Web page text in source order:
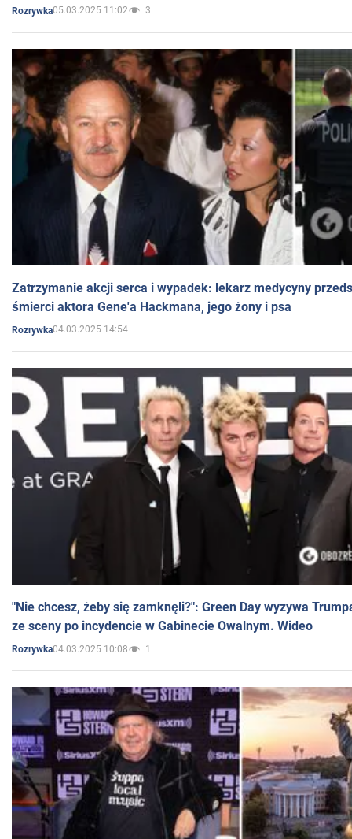
Rozrywka05.03.2025 11:02 3
Zatrzymanie akcji serca i wypadek: lekarz medycyny
śmierci aktora Gene'a Hackmana, jego żony i psa
Rozrywka04.03.2025 14:54
"Nie chcesz, żeby się zamknęli?": Green Day wyzywa
ze sceny po incydencie w Gabinecie Owalnym. Wideo
Rozrywka04.03.2025 10:08 1